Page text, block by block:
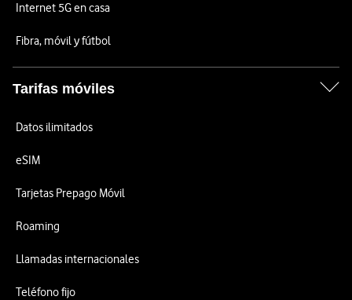
Internet 5G en casa
Fibra, móvil y fútbol
Tarifas móviles
Datos ilimitados
eSIM
Tarjetas Prepago Móvil
Roaming
Llamadas internacionales
Teléfono fijo